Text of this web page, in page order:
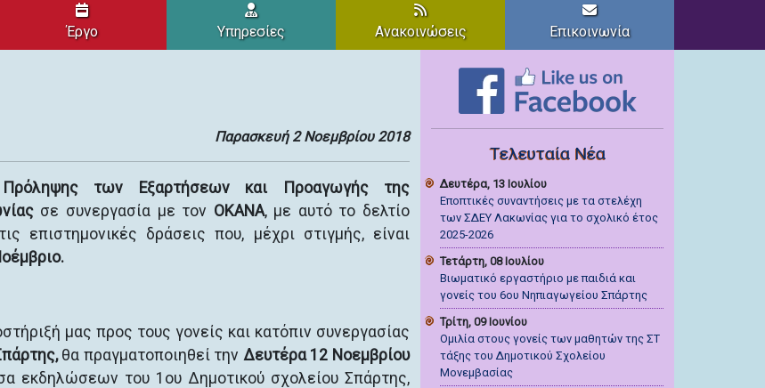
Έργο Υπηρεσίες Ανακοινώσεις Επικοινωνία
Παρασκευή 2 Νοεμβρίου 2018
Πρόληψης των Εξαρτήσεων και Προαγωγής της
σε συνεργασία με τον ΟΚΑΝΑ, με αυτό το δελτίο
επιστημονικές δράσεις που, μέχρι στιγμής, είναι
μας προς τους γονείς και κατόπιν συνεργασίας
θα πραγματοποιηθεί την Δευτέρα 12 Νοεμβρίου
εκδηλώσεων του 1ου Δημοτικού σχολείου Σπάρτης,
Τελευταία Νέα
Δευτέρα, 13 Ιουλίου
Εποπτικές συναντήσεις με τα στελέχη
των ΣΔΕΥ Λακωνίας για το σχολικό έτος
2025-2026
Τετάρτη, 08 Ιουλίου
Βιωματικό εργαστήριο με παιδιά και
γονείς του 6ου Νηπιαγωγείου Σπάρτης
Τρίτη, 09 Ιουνίου
Ομιλία στους γονείς των μαθητών της ΣΤ
τάξης του Δημοτικού Σχολείου
Μονεμβασίας